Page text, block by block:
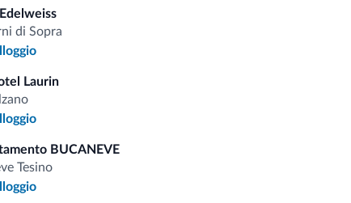
di Sopra
Laurin
BUCANEVE
Tesino
Riceverai informazioni, offerte